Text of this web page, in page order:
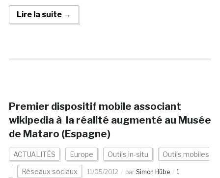
Lire la suite →
Premier dispositif mobile associant
wikipedia à la réalité augmenté au Musée
de Mataro (Espagne)
ACTUALITÉS Europe Outils in-situ Outils mobiles
Réseaux sociaux 11/05/2012 par Simon Hübe
1